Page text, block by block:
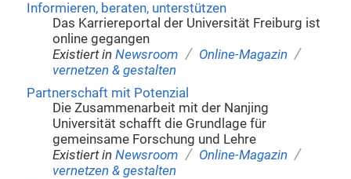
Informieren, beraten, unterstützen
Das Karriereportal der Universität Freiburg ist
online gegangen
Existiert in Newsroom / Online-Magazin /
vernetzen & gestalten
Partnerschaft mit Potenzial
Die Zusammenarbeit mit der Nanjing
Universität schafft die Grundlage für
gemeinsame Forschung und Lehre
Existiert in Newsroom / Online-Magazin /
vernetzen & gestalten